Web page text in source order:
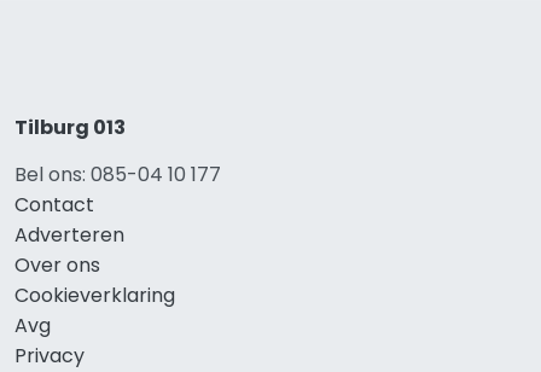
Tilburg 013
Bel ons: 085-04 10 177
Contact
Adverteren
Over ons
Cookieverklaring
Avg
Privacy